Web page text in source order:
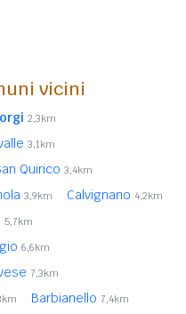
vicini
2,3km
3,1km
Quirico 3,4km
3,9km Calvignano 4,2km
5,7km
6,6km
7,3km
Barbianello 7,4km